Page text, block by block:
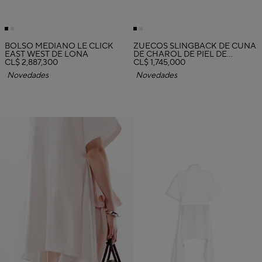
BOLSO MEDIANO LE CLICK
EAST WEST DE LONA
CL$ 2,887,300
Novedades
ZUECOS SLINGBACK DE CUÑA
DE CHAROL DE PIEL DE
BECERRO
CL$ 1,745,000
Novedades